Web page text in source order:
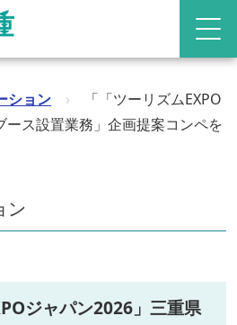
ション ›
「「ツーリズムEXPO
ース設置業務」企画提案コンペを
ン
ジャパン2026」三重県